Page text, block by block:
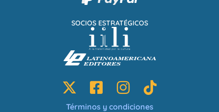
SOCIOS ESTRATÉGICOS
Términos y condiciones